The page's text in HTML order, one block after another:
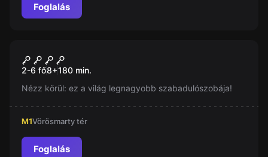
Foglalás
Új
Szabadulók Rendje - A
Beavatás
2-6 fő8+180 min.
Nézz körül: ez a világ legnagyobb szabadulószobája!
M1Vörösmarty tér
Foglalás